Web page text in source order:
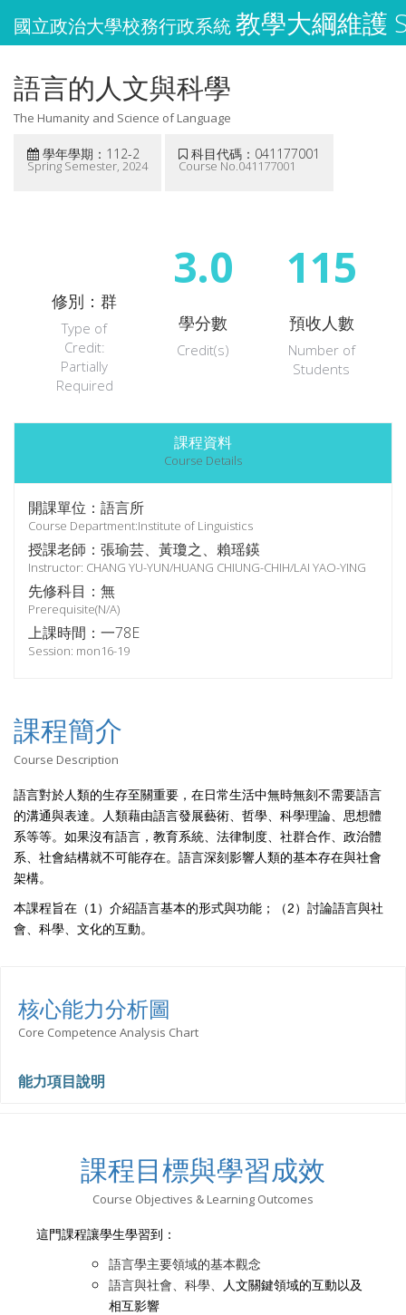
國立政治大學校務行政系統教學大綱維護
語言的人文與科學
The Humanity and Science of Language
學年學期：112-2
Spring Semester, 2024
科目代碼：041177001
Course No.041177001
修別：群
Type of
Credit:
Partially
Required
3.0
學分數
Credit(s)
115
預收人數
Number of
Students
課程資料
Course Details
開課單位：語言所
Course Department:Institute of Linguistics
授課老師：張瑜芸、黃瓊之、賴瑶鍈
Instructor: CHANG YU-YUN/HUANG CHIUNG-CHIH/LAI YAO-YING
先修科目：無
Prerequisite(N/A)
上課時間：一78E
Session: mon16-19
課程簡介
Course Description
語言對於人類的生存至關重要，在日常生活中無時無刻不需要語言
的溝通與表達。人類藉由語言發展藝術、哲學、科學理論、思想體
系等等。如果沒有語言，教育系統、法律制度、社群合作、政治體
系、社會結構就不可能存在。語言深刻影響人類的基本存在與社會
架構。
本課程旨在（1）介紹語言基本的形式與功能；（2）討論語言與社
會、科學、文化的互動。
核心能力分析圖
Core Competence Analysis Chart
能力項目說明
課程目標與學習成效
Course Objectives & Learning Outcomes
這門課程讓學生學習到：
語言學主要領域的基本觀念
語言與社會、科學、
人文關鍵領域的互動以及
相互影響